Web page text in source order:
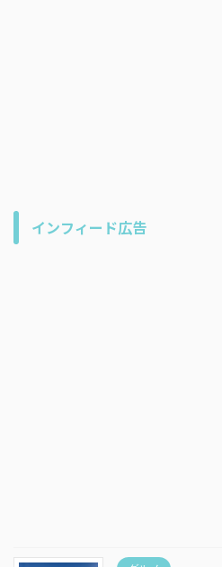
インフィード広告